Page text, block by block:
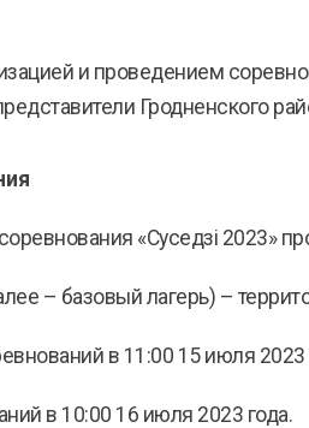
и проведением
Гродненского
«Суседзi 2023»
– базовый лагерь) –
в 11:00 15 июля 2023
в 10:00 16 июля 2023 года.